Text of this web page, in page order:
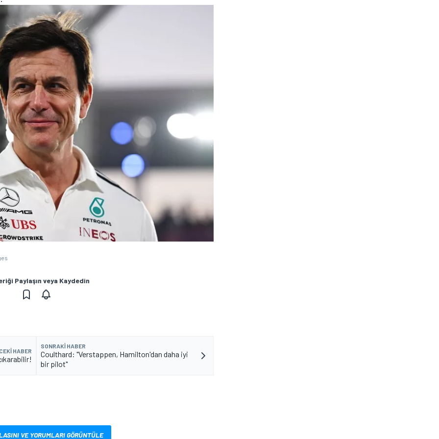
Paylaşın veya Kaydedin
HABER
SONRAKI HABER
Coulthard: "Verstappen, Hamilton'dan daha iyi
bir pilot"
VE YORUMLARI GÖRÜNTÜLE